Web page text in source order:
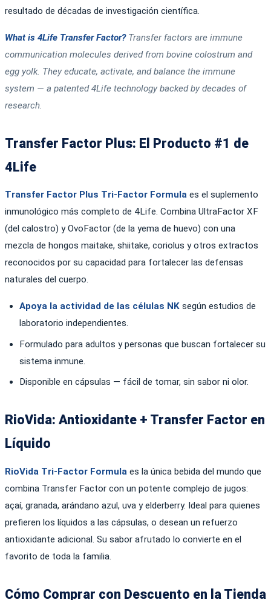
resultado de décadas de investigación científica.
What is 4Life Transfer Factor?Transfer factors are immune
communication molecules derived from bovine colostrum and
egg yolk. They educate, activate, and balance the immune
system — a patented 4Life technology backed by decades of
research.
Transfer Factor Plus: El Producto #1 de
4Life
Transfer Factor Plus Tri-Factor Formula es el suplemento
inmunológico más completo de 4Life. Combina UltraFactor XF
(del calostro) y OvoFactor (de la yema de huevo) con una
mezcla de hongos maitake, shiitake, coriolus y otros extractos
reconocidos por su capacidad para fortalecer las defensas
naturales del cuerpo.
Apoya la actividad de las células NK según estudios de
laboratorio independientes.
Formulado para adultos y personas que buscan fortalecer su
sistema inmune.
Disponible en cápsulas — fácil de tomar, sin sabor ni olor.
RioVida: Antioxidante + Transfer Factor en
Líquido
RioVida Tri-Factor Formula es la única bebida del mundo que
combina Transfer Factor con un potente complejo de jugos:
açaí, granada, arándano azul, uva y elderberry. Ideal para quienes
prefieren los líquidos a las cápsulas, o desean un refuerzo
antioxidante adicional. Su sabor afrutado lo convierte en el
favorito de toda la familia.
Cómo Comprar con Descuento en la Tienda